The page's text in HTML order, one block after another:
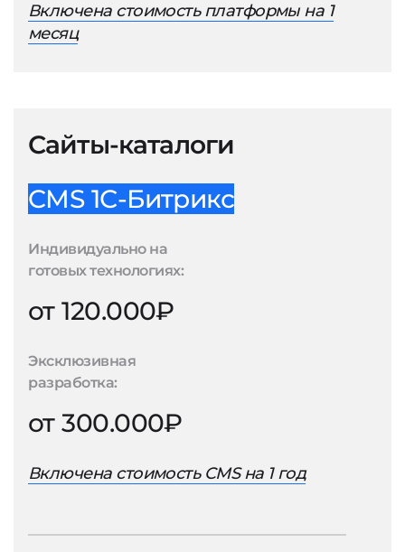
Включена стоимость платформы на 1
месяц
Сайты-каталоги
CMS 1С-Битрикс
Индивидуально на
готовых технологиях:
от 120.000₽
Эксклюзивная
разработка:
от 300.000₽
Включена стоимость CMS на 1 год